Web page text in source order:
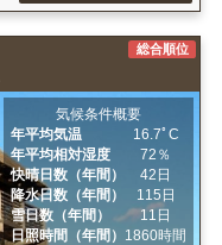
総合順位
気候条件概要
年平均気温
16.7ﾟC
年平均相対湿度
72％
快晴日数（年間）
42日
降水日数（年間）
115日
雪日数（年間）
11日
日照時間（年間） 1860時間